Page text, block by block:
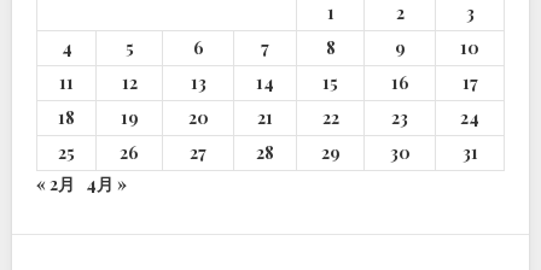
1
2
3
4
5 6 7 8 9
10
11
12 13 14 15 16
17
18
19 20 21 22 23
24
25
26 27 28 29 30
31
« 2月
4月 »